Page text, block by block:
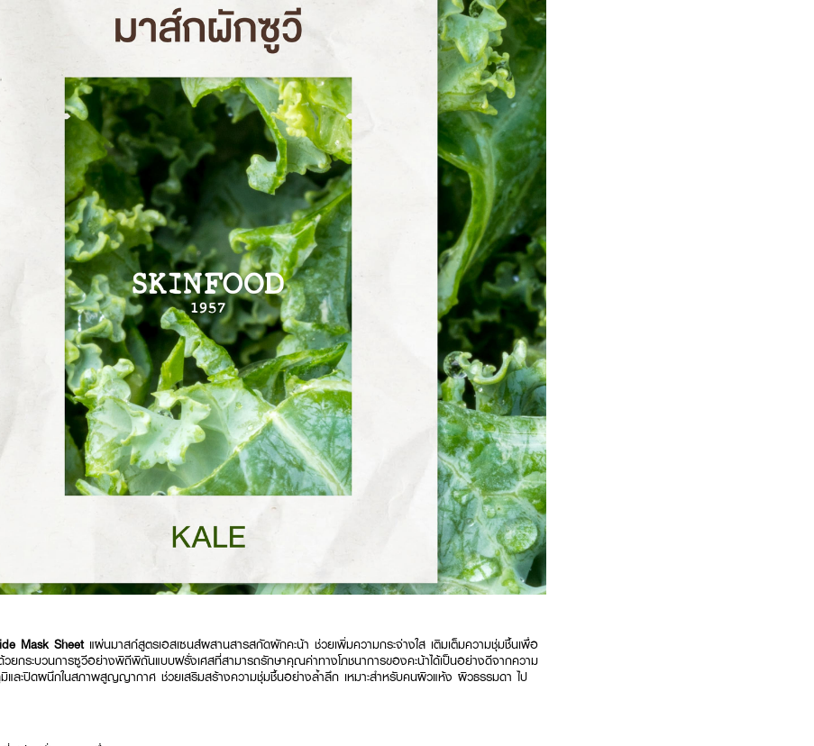
Mask Sheet แผ่นมาสก์สูตรเอสเซนส์ผสานสารสกัดผักคะน้า ช่วยเพิ่มความกระจ่างใส เติมเต็มความชุ่มชื้นเพื่อ
กระบวนการซูวีอย่างพิถีพิถันแบบฝรั่งเศสที่สามารถรักษาคุณค่าทางโภชนาการของคะน้าได้เป็นอย่างดีจากความ
และปิดผนึกในสภาพสูญญากาศ ช่วยเสริมสร้างความชุ่มชื้นอย่างล้ำลึก เหมาะสำหรับคนผิวแห้ง ผิวธรรมดา ไป